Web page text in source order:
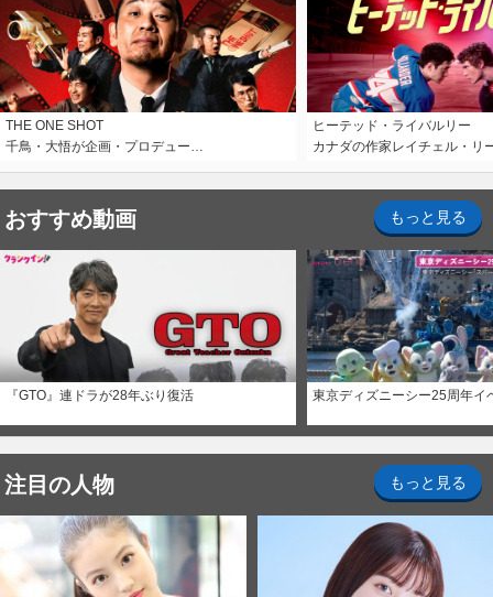
THE ONE SHOT
千鳥・大悟が企画・プロデュー…
ヒーテッド・ライバルリー
カナダの作家レイチェル・リ
おすすめ動画 もっと見る
『GTO』連ドラが28年ぶり復活 東京ディズニーシー25周年イ
注目の人物 もっと見る